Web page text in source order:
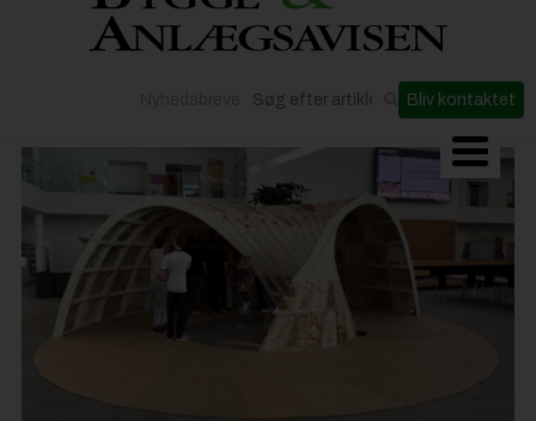
Bliv kontaktet
Byggeriets udvikling
Materialer og løsninger
Byggepladsen
Anlæg
Til Håndværkeren